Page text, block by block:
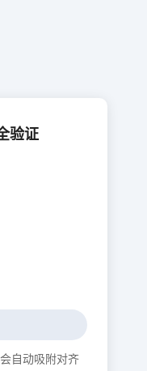
验证
自动吸附对齐